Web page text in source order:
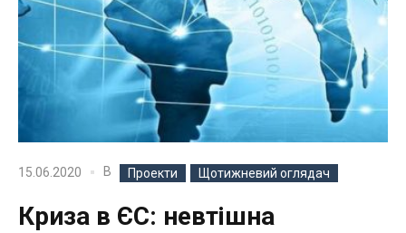
15.06.2020 В Проекти Щотижневий оглядач
Криза в ЄС: невтішна